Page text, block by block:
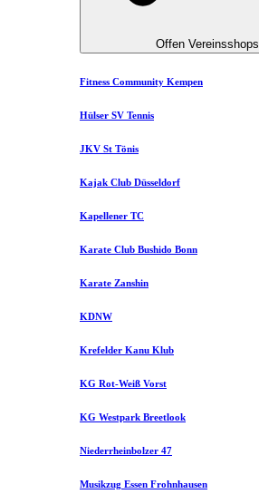
Offen Vereinsshops
Fitness Community Kempen
Hülser SV Tennis
JKV St Tönis
Kajak Club Düsseldorf
Kapellener TC
Karate Club Bushido Bonn
Karate Zanshin
KDNW
Krefelder Kanu Klub
KG Rot-Weiß Vorst
KG Westpark Breetlook
Niederrheinbolzer 47
Musikzug Essen Frohnhausen